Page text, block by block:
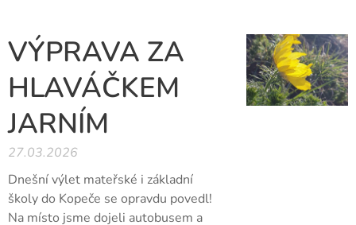
VÝPRAVA ZA
HLAVÁČKEM
JARNÍM
27.03.2026
Dnešní výlet mateřské i základní
školy do Kopeče se opravdu povedl!
Na místo jsme dojeli autobusem a